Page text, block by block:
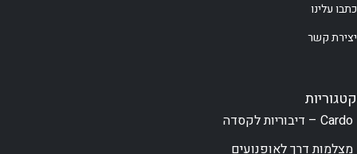
כתבו עלינו
יצירת קשר
קטגוריות
Cardo – דיבוריות לקסדה
מצלמות דרך לאופנועים